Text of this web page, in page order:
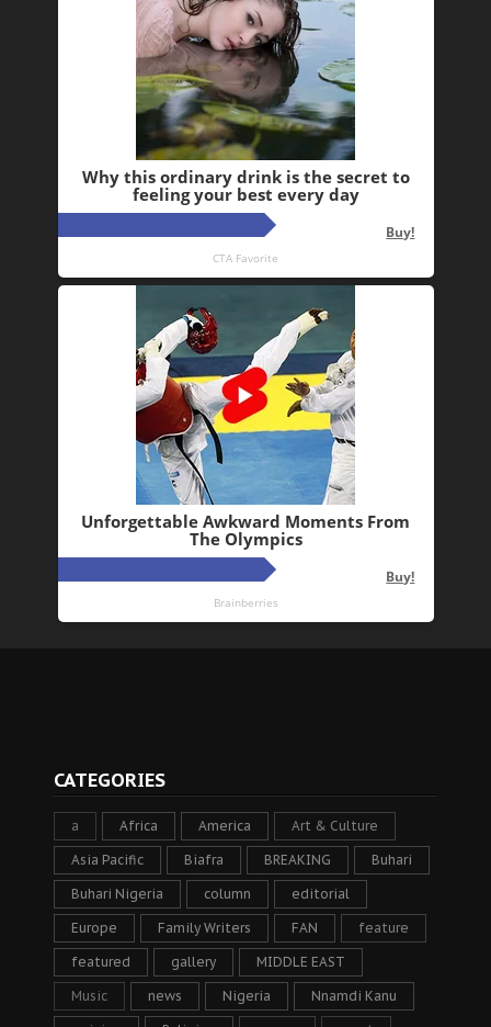
CATEGORIES
a Africa America Art & Culture
Asia Pacific Biafra BREAKING Buhari
Buhari Nigeria column editorial
Europe Family Writers FAN feature
featured gallery MIDDLE EAST
Music news Nigeria Nnamdi Kanu